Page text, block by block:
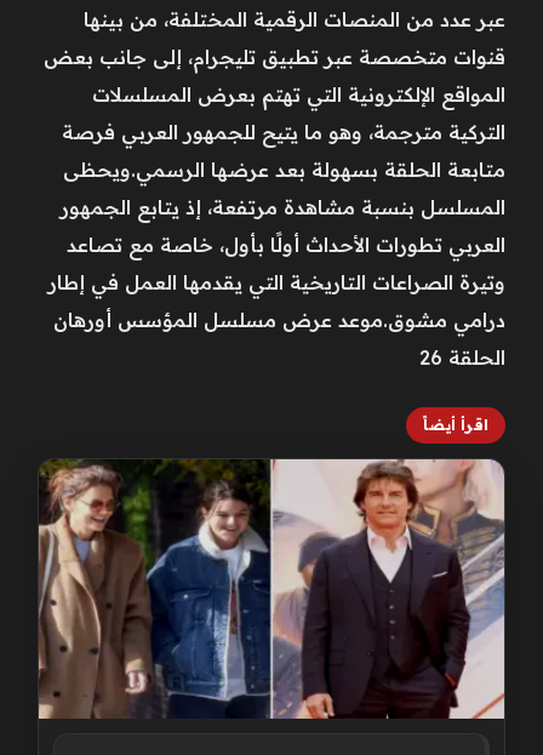
عبر عدد من المنصات الرقمية المختلفة، من بينها
قنوات متخصصة عبر تطبيق تليجرام، إلى جانب بعض
المواقع الإلكترونية التي تهتم بعرض المسلسلات
التركية مترجمة، وهو ما يتيح للجمهور العربي فرصة
متابعة الحلقة بسهولة بعد عرضها الرسمي.ويحظى
المسلسل بنسبة مشاهدة مرتفعة، إذ يتابع الجمهور
العربي تطورات الأحداث أولًا بأول، خاصة مع تصاعد
وتيرة الصراعات التاريخية التي يقدمها العمل في إطار
درامي مشوق.موعد عرض مسلسل المؤسس أورهان
الحلقة 26
اقرأ أيضاً